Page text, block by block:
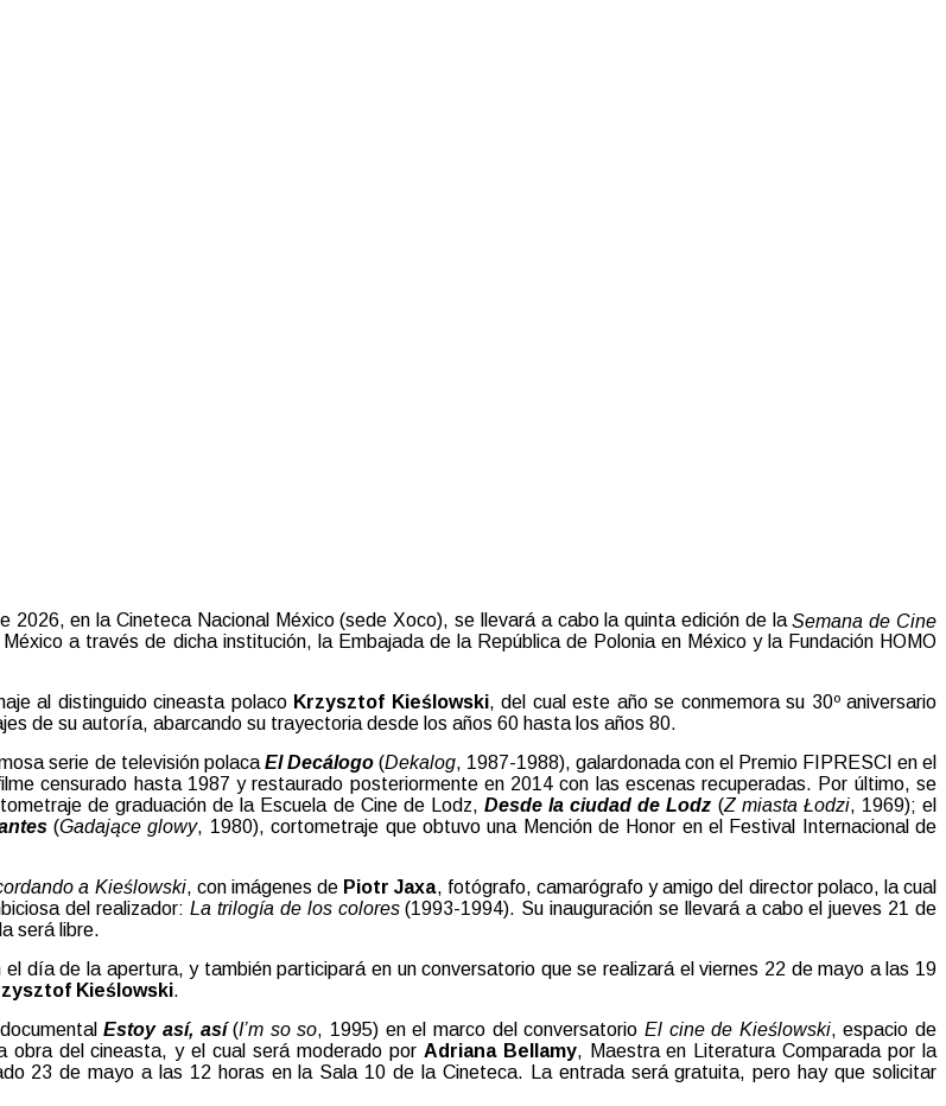
2026, en la Cineteca Nacional México (sede Xoco), se llevará a cabo la quinta edición de laSemana de Cine
a través de dicha institución, la Embajada de la República de Polonia en México y la Fundación HOMO
al distinguido cineasta polaco Krzysztof Kieślowski, del cual este año se conmemora su 30º aniversario
de su autoría, abarcando su trayectoria desde los años 60 hasta los años 80.
serie de televisión polaca El Decálogo(Dekalog, 1987-1988), galardonada con el Premio FIPRESCI en el
censurado hasta 1987 y restaurado posteriormente en 2014 con las escenas recuperadas. Por último, se
de graduación de la Escuela de Cine de Lodz,Desde la ciudad de Lodz (Z miasta Łodzi, 1969); el
(Gadające glowy, 1980), cortometraje que obtuvo una Mención de Honor en el Festival Internacional de
a Kieślowski, con imágenes de Piotr Jaxa, fotógrafo, camarógrafo y amigo del director polaco, la cual
del realizador:La trilogía de los colores(1993-1994). Su inauguración se llevará a cabo el jueves 21 de
será libre.
día de la apertura, y también participará en un conversatorio que se realizará el viernes 22 de mayo a las 19
Kieślowski.
Estoy así, así(I’m so so, 1995) en el marco del conversatorio El cine de Kieślowski, espacio de
obra del cineasta, y el cual será moderado por Adriana Bellamy, Maestra en Literatura Comparada por la
23 de mayo a las 12 horas en la Sala 10 de la Cineteca. La entrada será gratuita, pero hay que solicitar